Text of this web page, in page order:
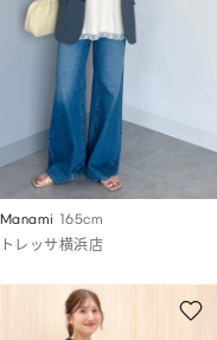
Manami 165cm
トレッサ横浜店